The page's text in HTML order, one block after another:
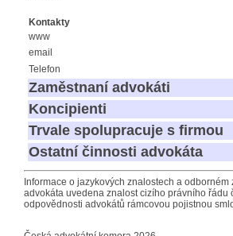
Kontakty
www
email
Telefon
Zaměstnaní advokáti
Koncipienti
Trvale spolupracuje s firmou
Ostatní činnosti advokáta
Informace o jazykových znalostech a
advokáta uvedena znalost cizího právního
odpovědnosti advokátů rámcovou pojistnou